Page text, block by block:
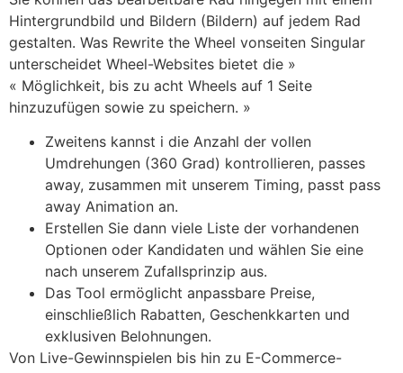
Hintergrundbild und Bildern (Bildern) auf jedem Rad
gestalten. Was Rewrite the Wheel vonseiten Singular
unterscheidet Wheel-Websites bietet die »
« Möglichkeit, bis zu acht Wheels auf 1 Seite
hinzuzufügen sowie zu speichern. »
Zweitens kannst i die Anzahl der vollen
Umdrehungen (360 Grad) kontrollieren, passes
away, zusammen mit unserem Timing, passt pass
away Animation an.
Erstellen Sie dann viele Liste der vorhandenen
Optionen oder Kandidaten und wählen Sie eine
nach unserem Zufallsprinzip aus.
Das Tool ermöglicht anpassbare Preise,
einschließlich Rabatten, Geschenkkarten und
exklusiven Belohnungen.
Von Live-Gewinnspielen bis hin zu E-Commerce-